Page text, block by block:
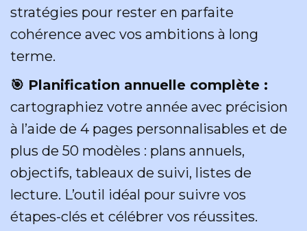
stratégies pour rester en parfaite
cohérence avec vos ambitions à long
terme.
🎯 Planification annuelle complète :
cartographiez votre année avec précision
à l’aide de 4 pages personnalisables et de
plus de 50 modèles : plans annuels,
objectifs, tableaux de suivi, listes de
lecture. L’outil idéal pour suivre vos
étapes-clés et célébrer vos réussites.